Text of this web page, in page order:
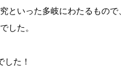
といった多岐にわたるもので、
した。
た！